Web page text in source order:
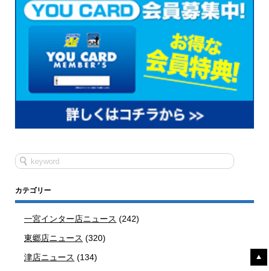
カテゴリー
一宮インター店ニュース (242)
東郷店ニュース (320)
津店ニュース (134)